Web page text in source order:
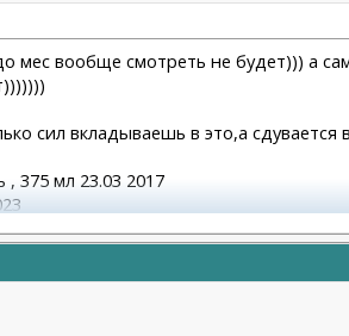
мес вообще смотреть не будет))) а
сил вкладываешь в это,а
375 мл 23.03 2017